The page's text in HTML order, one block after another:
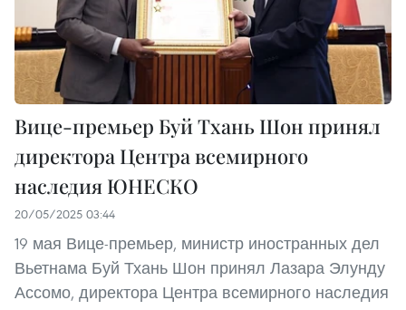
Вице-премьер Буй Тхань Шон принял
директора Центра всемирного
наследия ЮНЕСКО
20/05/2025 03:44
19 мая Вице-премьер, министр иностранных дел
Вьетнама Буй Тхань Шон принял Лазара Элунду
Ассомо, директора Центра всемирного наследия